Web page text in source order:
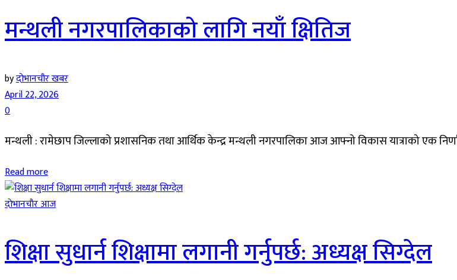
मन्थली नगरपालिकाको लागि नयाँ क्षितिज
byदोभानचौर खबर
April 22, 2026
0
मन्थली : रामेछाप जिल्लाको प्रशासनिक तथा आर्थिक केन्द्र मन्थली नगरपालिका आज आफ्नो विकास यात्राको एक
Read more
दाेभानचाैर आज
शिक्षा सुधार्न शिक्षामा लगानी गर्नुपर्छ: अध्यक्ष सिग्देल